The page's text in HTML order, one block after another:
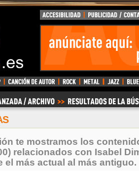
te mostramos los
relacionados con Isabel
el más actual al más antiguo.